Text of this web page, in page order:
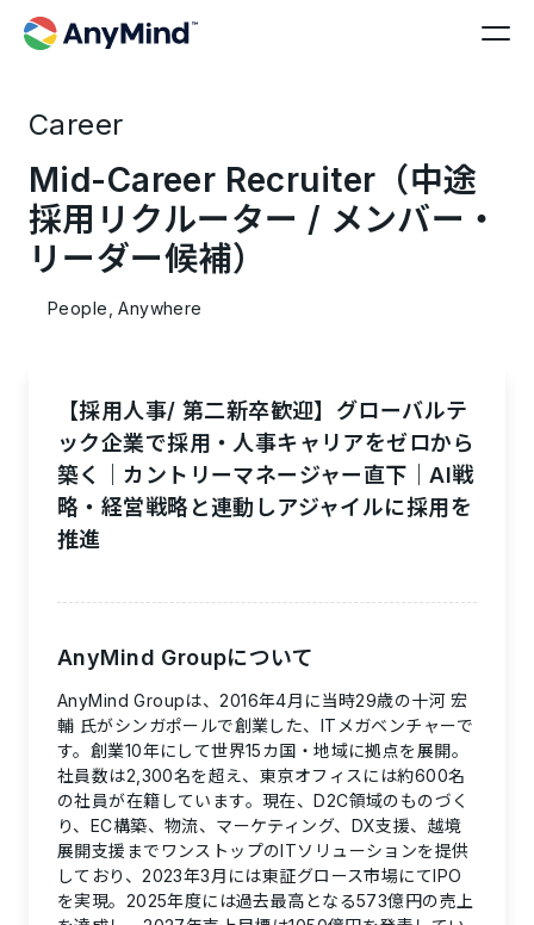
Career
Mid-Career Recruiter（中途
採用リクルーター / メンバー・
リーダー候補）
People, Anywhere
【採用人事/ 第二新卒歓迎】グローバルテ
ック企業で採用・人事キャリアをゼロから
築く｜カントリーマネージャー直下｜AI戦
略・経営戦略と連動しアジャイルに採用を
推進
AnyMind Groupについて
AnyMind Groupは、2016年4月に当時29歳の十河 宏
輔 氏がシンガポールで創業した、ITメガベンチャーで
す。創業10年にして世界15カ国・地域に拠点を展開。
社員数は2,300名を超え、東京オフィスには約600名
の社員が在籍しています。現在、D2C領域のものづく
り、EC構築、物流、マーケティング、DX支援、越境
展開支援までワンストップのITソリューションを提供
しており、2023年3月には東証グロース市場にてIPO
を実現。2025年度には過去最高となる573億円の売上